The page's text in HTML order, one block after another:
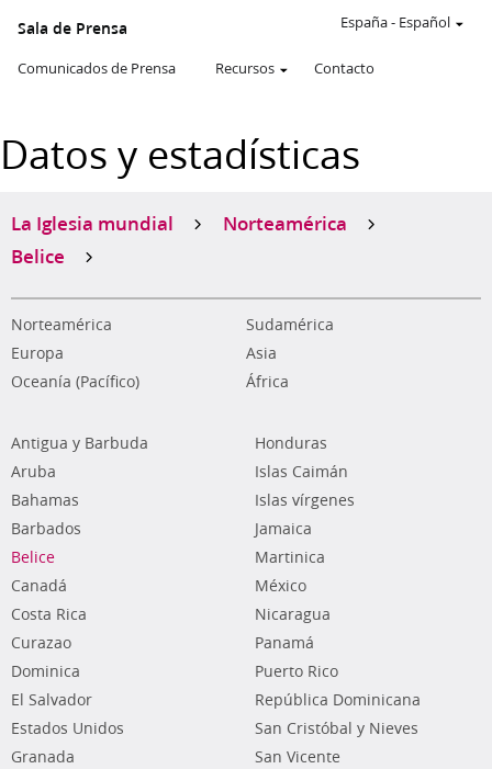
Sala de Prensa
Comunicados de Prensa Recursos Contacto
España- Español
Datos y estadísticas
La Iglesia mundial
Norteamérica
Belice
Norteamérica
Sudamérica
Europa
Asia
Oceanía (Pacífico)
África
Antigua y Barbuda
Aruba
Bahamas
Barbados
Belice
Canadá
Costa Rica
Curazao
Dominica
El Salvador
Estados Unidos
Granada
Honduras
Islas Caimán
Islas vírgenes
Jamaica
Martinica
México
Nicaragua
Panamá
Puerto Rico
República Dominicana
San Cristóbal y Nieves
San Vicente